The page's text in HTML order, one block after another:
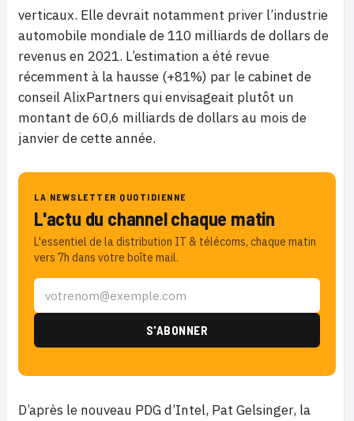
verticaux. Elle devrait notamment priver l’industrie
automobile mondiale de 110 milliards de dollars de
revenus en 2021. L’estimation a été revue
récemment à la hausse (+81%) par le cabinet de
conseil AlixPartners qui envisageait plutôt un
montant de 60,6 milliards de dollars au mois de
janvier de cette année.
LA NEWSLETTER QUOTIDIENNE
L'actu du channel chaque matin
L'essentiel de la distribution IT & télécoms, chaque matin
vers 7h dans votre boîte mail.
D’après le nouveau PDG d’Intel, Pat Gelsinger, la